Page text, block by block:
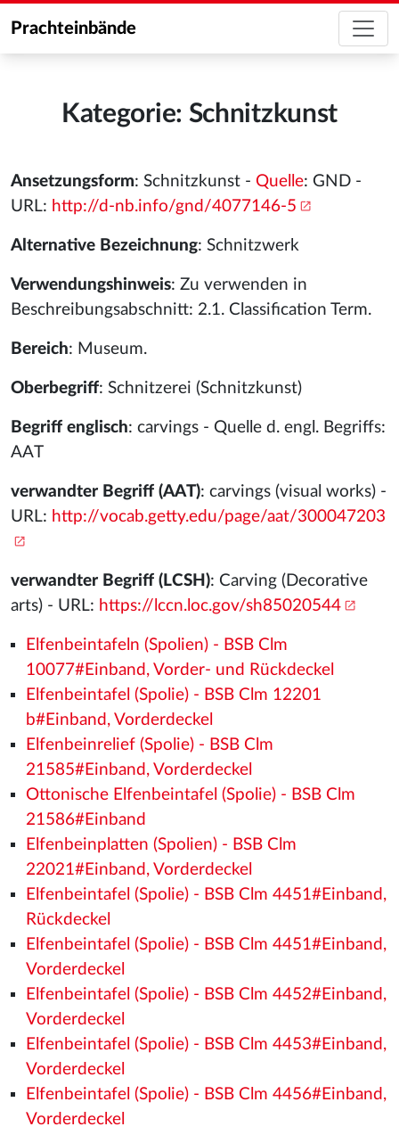
Prachteinbände
Kategorie: Schnitzkunst
Ansetzungsform: Schnitzkunst - Quelle: GND -
URL: http://d-nb.info/gnd/4077146-5
Alternative Bezeichnung: Schnitzwerk
Verwendungshinweis: Zu verwenden in
Beschreibungsabschnitt: 2.1. Classification Term.
Bereich: Museum.
Oberbegriff: Schnitzerei (Schnitzkunst)
Begriff englisch: carvings - Quelle d. engl. Begriffs:
AAT
verwandter Begriff (AAT): carvings (visual works) -
URL: http://vocab.getty.edu/page/aat/300047203
verwandter Begriff (LCSH): Carving (Decorative
arts) - URL: https://lccn.loc.gov/sh85020544
Elfenbeintafeln (Spolien) - BSB Clm
10077#Einband, Vorder- und Rückdeckel
Elfenbeintafel (Spolie) - BSB Clm 12201
b#Einband, Vorderdeckel
Elfenbeinrelief (Spolie) - BSB Clm
21585#Einband, Vorderdeckel
Ottonische Elfenbeintafel (Spolie) - BSB Clm
21586#Einband
Elfenbeinplatten (Spolien) - BSB Clm
22021#Einband, Vorderdeckel
Elfenbeintafel (Spolie) - BSB Clm 4451#Einband,
Rückdeckel
Elfenbeintafel (Spolie) - BSB Clm 4451#Einband,
Vorderdeckel
Elfenbeintafel (Spolie) - BSB Clm 4452#Einband,
Vorderdeckel
Elfenbeintafel (Spolie) - BSB Clm 4453#Einband,
Vorderdeckel
Elfenbeintafel (Spolie) - BSB Clm 4456#Einband,
Vorderdeckel